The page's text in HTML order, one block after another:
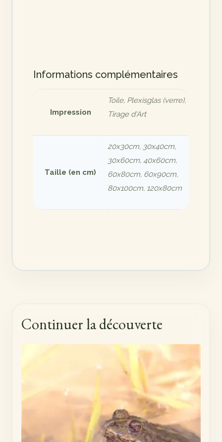
Informations complémentaires
Impression
Toile, Plexisglas (verre),
Tirage d'Art
Taille (en cm)
20x30cm, 30x40cm,
30x60cm, 40x60cm,
60x80cm, 60x90cm,
80x100cm, 120x80cm
Continuer la découverte